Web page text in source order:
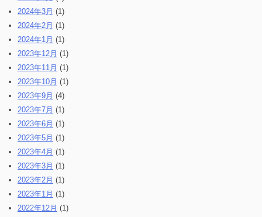
2024年3月 (1)
2024年2月 (1)
2024年1月 (1)
2023年12月 (1)
2023年11月 (1)
2023年10月 (1)
2023年9月 (4)
2023年7月 (1)
2023年6月 (1)
2023年5月 (1)
2023年4月 (1)
2023年3月 (1)
2023年2月 (1)
2023年1月 (1)
2022年12月 (1)